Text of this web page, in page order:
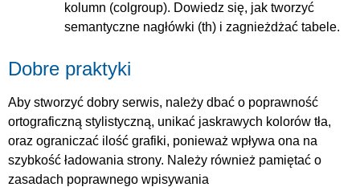
kolumn (colgroup). Dowiedz się, jak tworzyć
semantyczne nagłówki (th) i zagnieżdżać tabele.
Dobre praktyki
Aby stworzyć dobry serwis, należy dbać o poprawność
ortograficzną stylistyczną, unikać jaskrawych kolorów tła,
oraz ograniczać ilość grafiki, ponieważ wpływa ona na
szybkość ładowania strony. Należy również pamiętać o
zasadach poprawnego wpisywania